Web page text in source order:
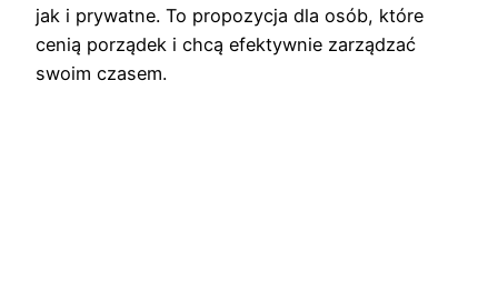
jak i prywatne. To propozycja dla osób, które
cenią porządek i chcą efektywnie zarządzać
swoim czasem.